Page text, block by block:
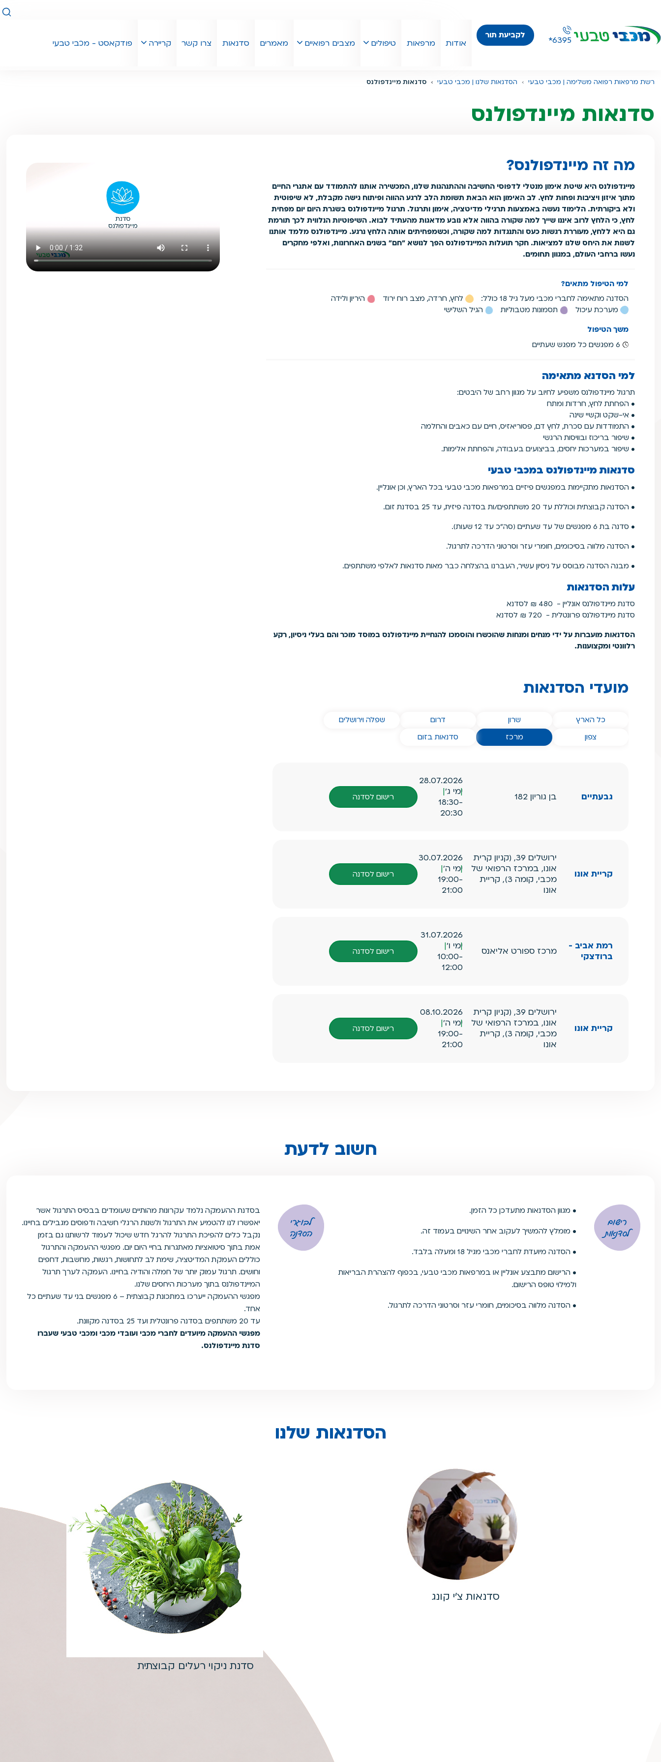
*6395 לקביעת תור
אודות מרפאות טיפולים מצבים רפואיים מאמרים סדנאות צרו קשר קריירה פודקאסט - מכבי טבעי
רשת מרפאות רפואה משלימה | מכבי טבעי הסדנאות שלנו | מכבי טבעי סדנאות מיינדפולנס
סדנאות מיינדפולנס
מה זה מיינדפולנס?
מיינדפולנס היא שיטת אימון מנטלי לדפוסי החשיבה וההתנהגות שלנו, המכשירה אותנו להתמודד עם אתגרי החיים
מתוך איזון ויציבות ופחות לחץ. לב האימון הוא הבאת תשומת הלב לרגע ההווה ופיתוח גישה מקבלת, לא שיפוטית
ולא ביקורתית. הלימוד נעשה באמצעות תרגילי מדיטציה, אימון ותרגול. תרגול מיינדפולנס בשגרת היום יום מפחית
לחץ, כי הלחץ לרוב איננו שייך למה שקורה בהווה אלא נובע מדאגות מהעתיד לבוא. השיפוטיות הנלווית לכך תורמת
גם היא ללחץ, מעוררת רגשות כעס והתנגדות למה שקורה, וכשמפחיתים אותה הלחץ נרגע. מיינדפולנס מלמד אותנו
לשנות את היחס שלנו למציאות. חקר תועלות המיינדפולנס הפך לנושא "חם" בשנים האחרונות, ואלפי מחקרים
נעשו ברחבי העולם, במגוון תחומים.
למי הטיפול מתאים?
הסדנה מתאימה לחברי מכבי מעל גיל 18 כולל:
לחץ, חרדה, מצב רוח ירוד
היריון ולידה
מערכת עיכול
תסמונות מטבוליות
הגיל השלישי
משך הטיפול
6 מפגשים כל מפגש שעתיים
למי הסדנא מתאימה
תרגול מיינדפולנס משפיע לחיוב על מגוון רחב של היבטים:
• הפחתת לחץ, חרדות ומתח
• אי-שקט וקשיי שינה
• התמודדות עם סכרת, לחץ דם, פסוריאזיס, חיים עם כאבים והחלמה
• שיפור בריכוז ובוויסות הרגשי
• שיפור במערכות יחסים, בביצועים בעבודה, והפחתת אלימות.
סדנאות מיינדפולנס במכבי טבעי
• הסדנאות מתקיימות במפגשים פיזיים במרפאות מכבי טבעי בכל הארץ, וכן אונליין.
• הסדנה קבוצתית וכוללת עד 20 משתתפים/ות בסדנה פיזית, עד 25 בסדנת זום.
• סדנה בת 6 מפגשים של עד שעתיים (סה"כ עד 12 שעות).
• הסדנה מלווה בסיכומים, חומרי עזר וסרטוני הדרכה לתרגול.
• מבנה הסדנה מבוסס על ניסיון עשיר, העברנו בהצלחה כבר מאות סדנאות לאלפי משתתפים.
עלות הסדנאות
סדנת מיינדפולנס אונליין - 480 ₪ לסדנא
סדנת מיינדפולנס פרונטלית - 720 ₪ לסדנא
הסדנאות מועברות על ידי מנחים ומנחות שהוכשרו והוסמכו להנחיית מיינדפולנס במוסד מוכר והם בעלי ניסיון, רקע
רלוונטי ומקצוענות.
מועדי הסדנאות
הסדנאות שלנו ב
כל הארץ הסדנאות שלנו ב
שרון הסדנאות שלנו ב
דרום הסדנאות שלנו ב
שפלה וירושלים
הסדנאות שלנו ב
צפון הסדנאות שלנו ב
מרכז הסדנאות שלנו ב
סדנאות בזום
גבעתיים בן גוריון 182
28.07.2026
ימי ג'
18:30-
20:30
רישום לסדנה
קריית אונו
ירושלים 39, (קניון קרית
אונו, במרכז הרפואי של
מכבי, קומה 3), קריית
אונו
30.07.2026
ימי ה'
19:00-
21:00
רישום לסדנה
רמת אביב -
ברודצקי
מרכז ספורט אליאנס
31.07.2026
ימי ו'
10:00-
12:00
רישום לסדנה
קריית אונו
ירושלים 39, (קניון קרית
אונו, במרכז הרפואי של
מכבי, קומה 3), קריית
אונו
08.10.2026
ימי ה'
19:00-
21:00
רישום לסדנה
חשוב לדעת
רישום
לסדנאות
• מגוון הסדנאות מתעדכן כל הזמן.
• מומלץ להמשיך לעקוב אחר השינויים בעמוד זה.
• הסדנה מיועדת לחברי מכבי מגיל 18 ומעלה בלבד.
• הרישום מתבצע אונליין או במרפאות מכבי טבעי, בכפוף להצהרת הבריאות
ולמילוי טופס הרישום.
• הסדנה מלווה בסיכומים, חומרי עזר וסרטוני הדרכה לתרגול.
לבוגרי
הסדנה
בסדנת ההעמקה נלמד עקרונות מהותיים שעומדים בבסיס התרגול אשר
יאפשרו לנו להטמיע את התרגול ולשנות הרגלי חשיבה ודפוסים מגבילים בחיינו.
נקבל כלים להפיכת התרגול להרגל חדש שיכול לעמוד לרשותנו גם בזמן
אמת בתוך סיטואציות מאתגרות בחיי היום יום. מפגשי ההעמקה והתרגול
כוללים העמקת המדיטציה, שימת לב לתחושות, רגשות, מחשבות, דחפים
וחושים. תרגול עמוק יותר של חמלה והודיה בחיינו. העמקה לערך תרגול
המיינדפולנס בתוך מערכות היחסים שלנו.
מפגשי ההעמקה ייערכו במתכונת קבוצתית – 6 מפגשים בני עד שעתיים כל
אחד.
עד 20 משתתפים בסדנה פרונטלית ועד 25 בסדנה מקוונת.
מפגשי ההעמקה מיועדים לחברי מכבי ועובדי מכבי ומכבי טבעי שעברו
סדנת מיינדפולנס.
הסדנאות שלנו
סדנאות צ'י קונג
סדנת ניקוי רעלים קבוצתית